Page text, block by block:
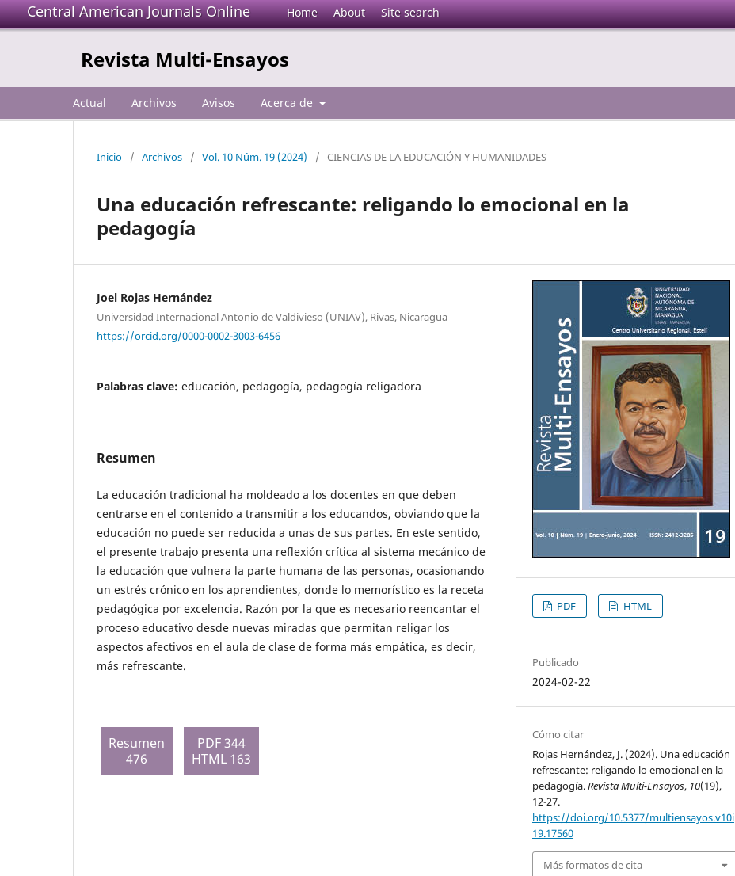
Central American Journals Online Home About Site search
Revista Multi-Ensayos
Actual Archivos Avisos Acerca de
Inicio / Archivos / Vol. 10 Núm. 19 (2024) / CIENCIAS DE LA EDUCACIÓN Y HUMANIDADES
Una educación refrescante: religando lo emocional en la
pedagogía
Joel Rojas Hernández
Universidad Internacional Antonio de Valdivieso (UNIAV), Rivas, Nicaragua
https://orcid.org/0000-0002-3003-6456
Palabras clave: educación, pedagogía, pedagogía religadora
Resumen
La educación tradicional ha moldeado a los docentes en que deben
centrarse en el contenido a transmitir a los educandos, obviando que la
educación no puede ser reducida a unas de sus partes. En este sentido,
el presente trabajo presenta una reflexión crítica al sistema mecánico de
la educación que vulnera la parte humana de las personas, ocasionando
un estrés crónico en los aprendientes, donde lo memorístico es la receta
pedagógica por excelencia. Razón por la que es necesario reencantar el
proceso educativo desde nuevas miradas que permitan religar los
aspectos afectivos en el aula de clase de forma más empática, es decir,
más refrescante.
Resumen
476
PDF 344
HTML 163
PDF HTML
Publicado
2024-02-22
Cómo citar
Rojas Hernández, J. (2024). Una educación
refrescante: religando lo emocional en la
pedagogía.Revista Multi-Ensayos, 10(19),
12-27.
https://doi.org/10.5377/multiensayos.v10i
19.17560
Más formatos de cita